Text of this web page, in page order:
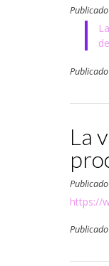
La
https://